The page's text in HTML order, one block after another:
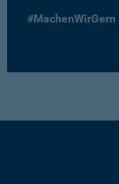
#MachenWirGern